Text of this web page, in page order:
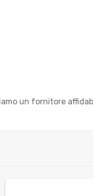
un fornitore